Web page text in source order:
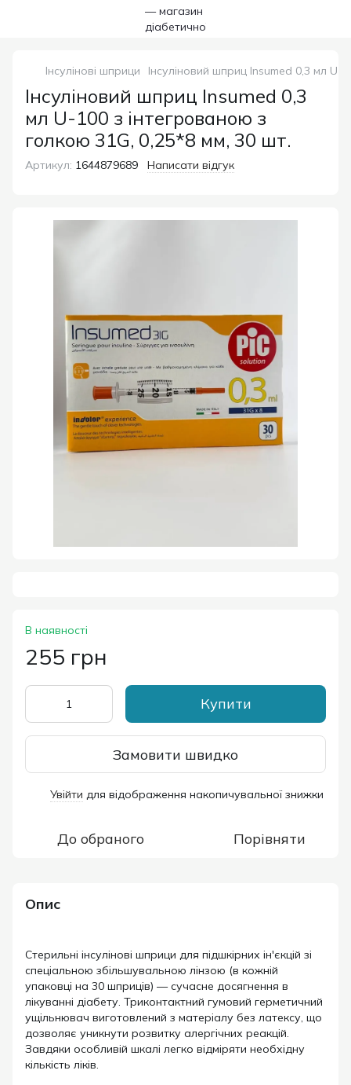
Інсулінові шприци Інсуліновий шприц Insumed 0,3 мл
Інсуліновий шприц Insumed 0,3
мл U-100 з інтегрованою з
голкою 31G, 0,25*8 мм, 30 шт.
Артикул: 1644879689 Написати відгук
В наявності
255 грн
Купити
Замовити швидко
Увійти для відображення накопичувальної знижки
До обраного Порівняти
Опис
Стерильні інсулінові шприци для підшкірних ін'єкцій зі
спеціальною збільшувальною лінзою (в кожній
упаковці на 30 шприців) — сучасне досягнення в
лікуванні діабету. Триконтактний гумовий герметичний
ущільнювач виготовлений з матеріалу без латексу, що
дозволяє уникнути розвитку алергічних реакцій.
Завдяки особливій шкалі легко відміряти необхідну
кількість ліків.